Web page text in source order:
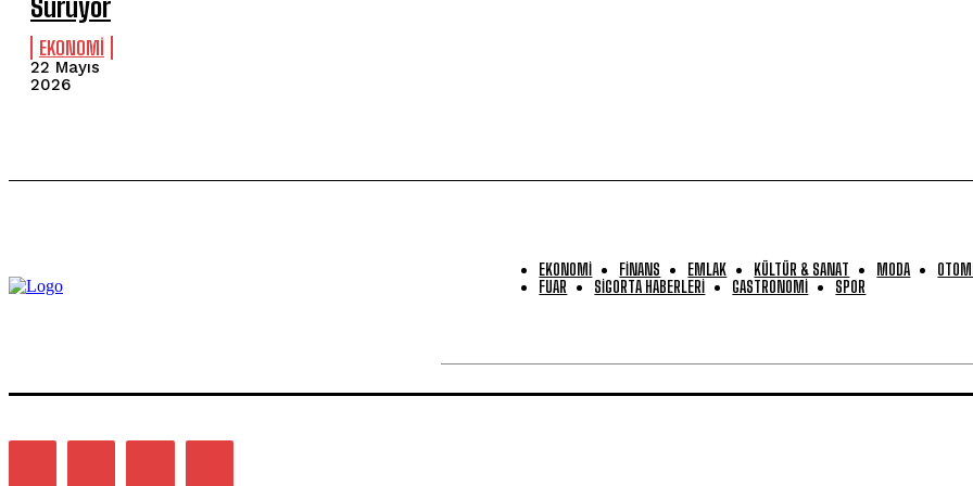
Sürüyor
EKONOMİ
22 Mayıs
2026
EKONOMİ FİNANS EMLAK KÜLTÜR & SANAT MODA
FUAR
SİGORTA HABERLERİ GASTRONOMİ SPOR